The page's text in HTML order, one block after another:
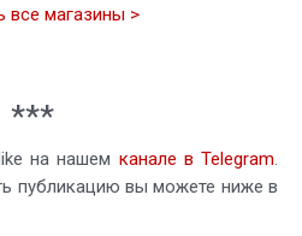
все магазины >
***
на нашем канале в Telegram.
публикацию вы можете ниже в